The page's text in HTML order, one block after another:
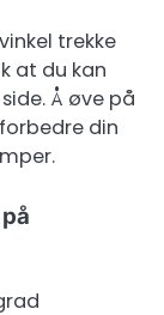
trekke
at du kan
Å øve på
din